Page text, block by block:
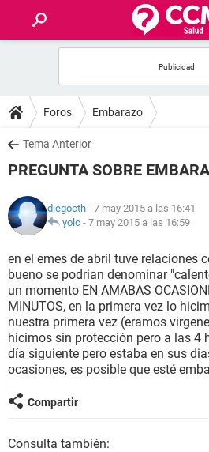
FOROS
SALUD
NUTRICIÓN
BIENESTAR
SEXUALIDAD
GLOSARIO
Foros Embarazo
Tema Anterior
PREGUNTA SOBRE
diegocth - 7 may 2015 a las 16:41
yolc - 7 may 2015 a las 16:59
en el emes de abril tuve relaciones
bueno se podrian denominar
un momento EN AMABAS
MINUTOS, en la primera vez lo
nuestra primera vez (eramos
hicimos sin protección pero a las 4
día siguiente pero estaba en sus
ocasiones, es posible que esté
Compartir
Consulta también: